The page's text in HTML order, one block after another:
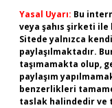
Yasal Uyarı: Bu
veya şahıs şirketi ile
Sitede yalnızca
paylaşılmaktadır.
taşımamakta olup,
paylaşım
benzerlikleri
taslak halindedir ve